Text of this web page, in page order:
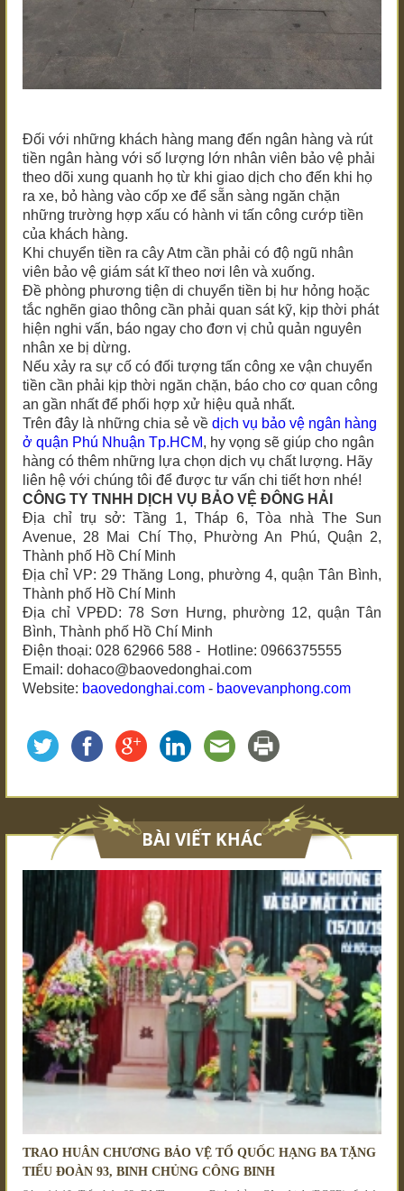
Đối với những khách hàng mang đến ngân hàng và rút
tiền ngân hàng với số lượng lớn nhân viên bảo vệ phải
theo dõi xung quanh họ từ khi giao dịch cho đến khi họ
ra xe, bỏ hàng vào cốp xe để sẵn sàng ngăn chặn
những trường hợp xấu có hành vi tấn công cướp tiền
của khách hàng.
Khi chuyển tiền ra cây Atm cần phải có độ ngũ nhân
viên bảo vệ giám sát kĩ theo nơi lên và xuống.
Đề phòng phương tiện di chuyển tiền bị hư hỏng hoặc
tắc nghẽn giao thông cần phải quan sát kỹ, kịp thời phát
hiện nghi vấn, báo ngay cho đơn vị chủ quản nguyên
nhân xe bị dừng.
Nếu xảy ra sự cố có đối tượng tấn công xe vận chuyển
tiền cần phải kịp thời ngăn chặn, báo cho cơ quan công
an gần nhất để phối hợp xử hiệu quả nhất.
Trên đây là những chia sẻ về dịch vụ bảo vệ ngân hàng
ở quận Phú Nhuận Tp.HCM, hy vọng sẽ giúp cho ngân
hàng có thêm những lựa chọn dịch vụ chất lượng. Hãy
liên hệ với chúng tôi để được tư vấn chi tiết hơn nhé!
CÔNG TY TNHH DỊCH VỤ BẢO VỆ ĐÔNG HẢI
Địa chỉ trụ sở: Tầng 1, Tháp 6, Tòa nhà The Sun
Avenue, 28 Mai Chí Thọ, Phường An Phú, Quận 2,
Thành phố Hồ Chí Minh
Địa chỉ VP: 29 Thăng Long, phường 4, quận Tân Bình,
Thành phố Hồ Chí Minh
Địa chỉ VPĐD: 78 Sơn Hưng, phường 12, quận Tân
Bình, Thành phố Hồ Chí Minh
Điện thoại: 028 62966 588 - Hotline: 0966375555
Email: dohaco@baovedonghai.com
Website: baovedonghai.com - baovevanphong.com
BÀI VIẾT KHÁC
TRAO HUÂN CHƯƠNG BẢO VỆ TỔ QUỐC HẠNG BA TẶNG
TIỂU ĐOÀN 93, BINH CHỦNG CÔNG BINH